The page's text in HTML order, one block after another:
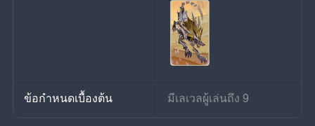
ข้อกำหนดเบื้องต้น มีเลเวลผู้เล่นถึง 9